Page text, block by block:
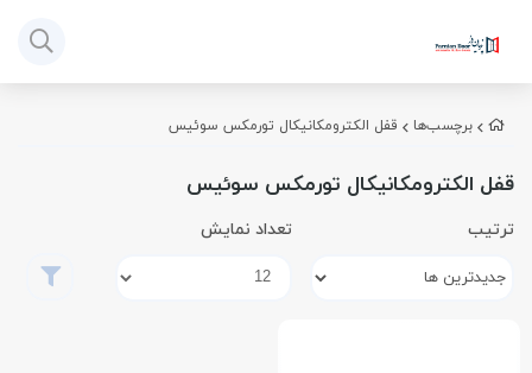
برچسب‌ها قفل الکترومکانیکال تورمکس سوئیس
قفل الکترومکانیکال تورمکس سوئیس
ترتیب تعداد نمایش